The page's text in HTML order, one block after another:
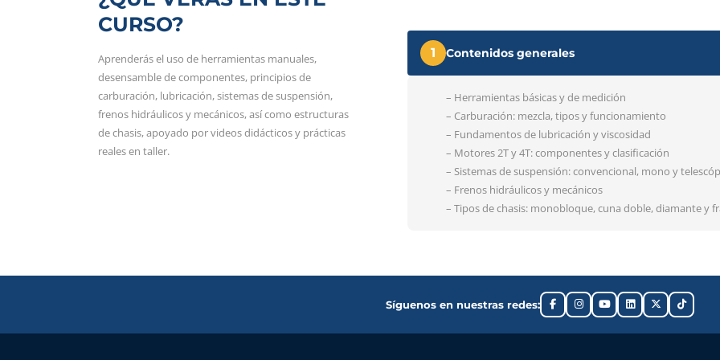
CURSO?
Aprenderás el uso de herramientas manuales,
desensamble de componentes, principios de
carburación, lubricación, sistemas de suspensión,
frenos hidráulicos y mecánicos, así como estructuras
de chasis, apoyado por videos didácticos y prácticas
reales en taller.
1 Contenidos generales
– Herramientas básicas y de medición
– Carburación: mezcla, tipos y funcionamiento
– Fundamentos de lubricación y viscosidad
– Motores 2T y 4T: componentes y clasificación
– Sistemas de suspensión: convencional, mono y
– Frenos hidráulicos y mecánicos
– Tipos de chasis: monobloque, cuna doble, diamante y
Síguenos en nuestras redes: